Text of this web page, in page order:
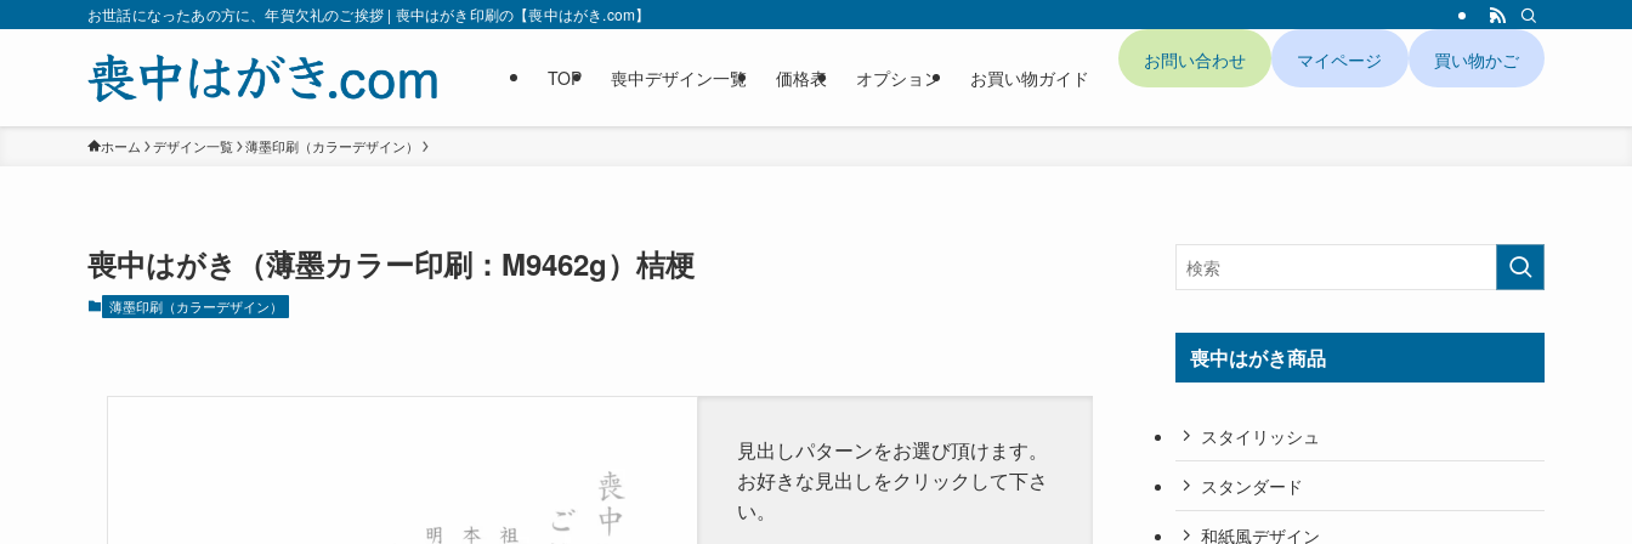
お世話になったあの方に、年賀欠礼のご挨拶 | 喪中はがき印刷の【喪中はがき.com】
TOP 喪中デザイン一覧 価格表 オプション お買い物ガイド
お問い合わせ マイページ 買い物かご
ホーム デザイン一覧 薄墨印刷（カラーデザイン）
喪中はがき（薄墨カラー印刷：M9462g）桔梗
薄墨印刷（カラーデザイン）
見出しパターンをお選び頂けます。
お好きな見出しをクリックして下さ
い。
喪中はがき商品
スタイリッシュ
スタンダード
和紙風デザイン